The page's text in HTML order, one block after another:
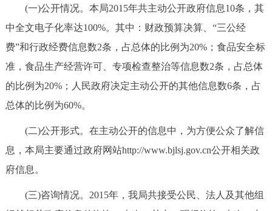
(一)公开情况。本局2015年共主动公开政府信息10条，其
中全文电子化率达100%。其中：财政预算决算、“三公经
费”和行政经费信息数2条，占总体的比例为20%；食品安全标
准，食品生产经营许可、专项检查整治等信息数2条，占总体
的比例为20%；人民政府决定主动公开的其他信息数6条，占
总体的比例为60%。
(二)公开形式。在主动公开的信息中，为方便公众了解信
息，本局主要通过政府网站http://www.bjlsj.gov.cn公开相关政
府信息。
(三)咨询情况。2015年，我局共接受公民、法人及其他组